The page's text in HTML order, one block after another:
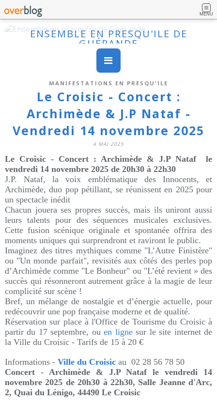
MENU
ENSEMBLE EN PRESQU'ILE DE
GUÉRANDE
MANIFESTATIONS EN PRESQU'ILE
Le Croisic - Concert :
Archimède & J.P Nataf -
Vendredi 14 novembre 2025
4 MAI 2025
Le Croisic - Concert : Archimède & J.P Nataf le
vendredi 14 novembre 2025 de 20h30 à 22h30
J.P. Nataf, la voix emblématique des Innocents, et
Archimède, duo pop pétillant, se réunissent en 2025 pour
un spectacle inédit
Chacun jouera ses propres succès, mais ils uniront aussi
leurs talents pour des séquences musicales exclusives.
Cette fusion scénique originale et spontanée offrira des
moments uniques qui surprendront et raviront le public.
Imaginez des titres mythiques comme "L’Autre Finistère"
ou "Un monde parfait", revisités aux côtés des perles pop
d’Archimède comme "Le Bonheur" ou "L’été revient » des
succès qui résonneront autrement grâce à la magie de leur
complicité sur scène !
Bref, un mélange de nostalgie et d’énergie actuelle, pour
redécouvrir une pop française moderne et de qualité.
Réservation sur place à l'Office de Tourisme du Croisic à
partir du 17 septembre, ouen lignesur le site internet de
la Ville du Croisic - Tarifs de 15 à 20 €
Informations - Ville du Croisic au 02 28 56 78 50
Concert - Archimède & J.P Nataf le vendredi 14
novembre 2025 de 20h30 à 22h30, Salle Jeanne d'Arc,
2, Quai du Lénigo, 44490 Le Croisic